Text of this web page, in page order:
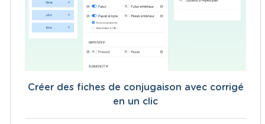
Créer des fiches de conjugaison avec corrigé
en un clic